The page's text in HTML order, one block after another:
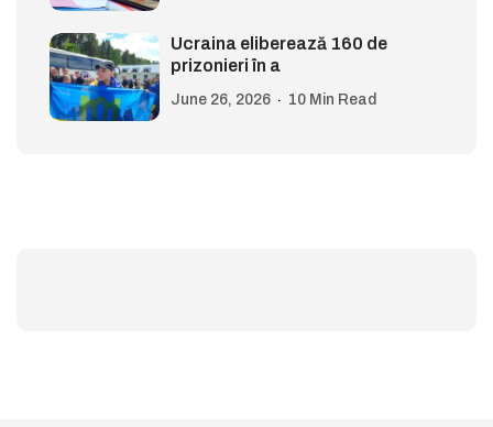
Ucraina eliberează 160 de
prizonieri în a
June 26, 2026 10 Min Read